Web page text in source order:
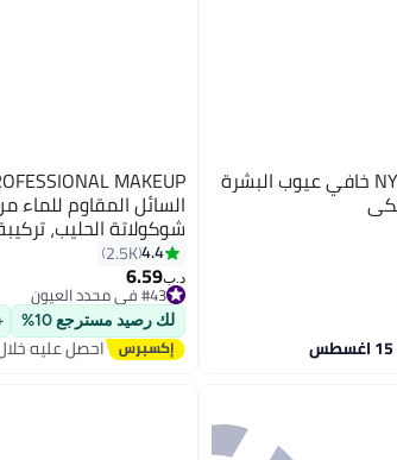
NYX PROFESSIONAL MAKEUP خافي عيوب البشرة
3
شوكولاتة الحليب،
4.4
2.5K
د.ب‏6.59
#43 في محدد العيون
تم بيع +20 مؤخرًا
#43 في محدد العيون
لك رصيد مسترجع 10%
احصل عليه